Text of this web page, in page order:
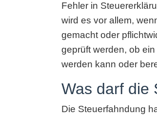
Fehler in
wird es vor allem,
gemacht oder
geprüft werden, ob
werden kann oder
Was darf die
Die Steuerfahndung